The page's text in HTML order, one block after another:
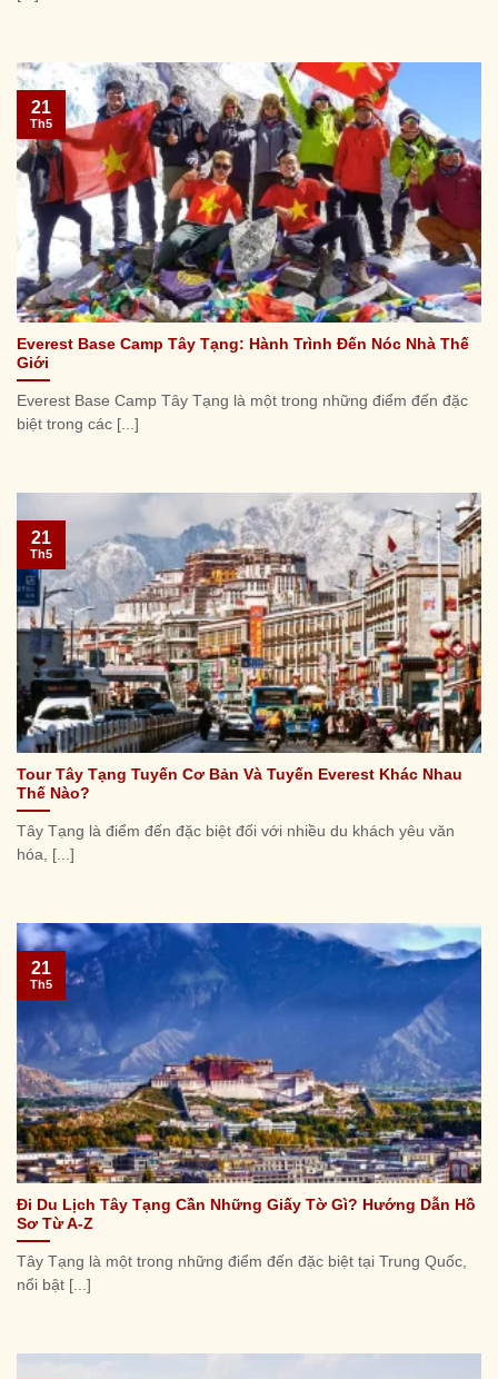
Everest Base Camp Tây Tạng: Hành Trình Đến Nóc Nhà Thế
Giới
Everest Base Camp Tây Tạng là một trong những điểm đến đặc
biệt trong các [...]
21
Th5
Tour Tây Tạng Tuyến Cơ Bản Và Tuyến Everest Khác Nhau
Thế Nào?
Tây Tạng là điểm đến đặc biệt đối với nhiều du khách yêu văn
hóa, [...]
21
Th5
Đi Du Lịch Tây Tạng Cần Những Giấy Tờ Gì? Hướng Dẫn Hồ
Sơ Từ A-Z
Tây Tạng là một trong những điểm đến đặc biệt tại Trung Quốc,
nổi bật [...]
21
Th5